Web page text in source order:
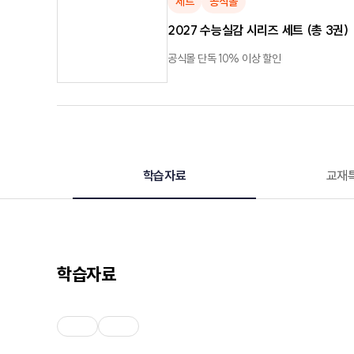
2027 수능실감 시리즈 세트 (총 3권)
공식몰 단독 10% 이상 할인
학습자료 교재
학습자료